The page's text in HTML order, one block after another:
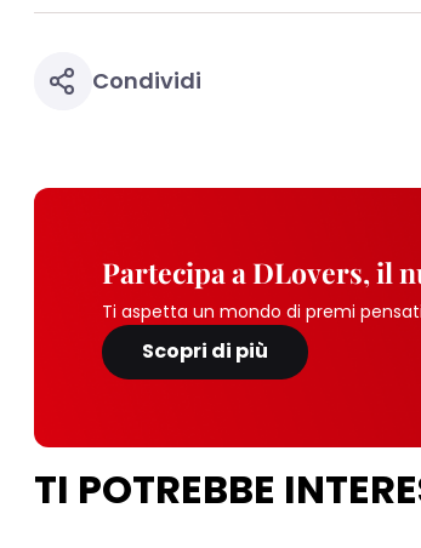
Condividi
Partecipa a DLovers, il
Ti aspetta un mondo di premi
Scopri di più
TI POTREBBE